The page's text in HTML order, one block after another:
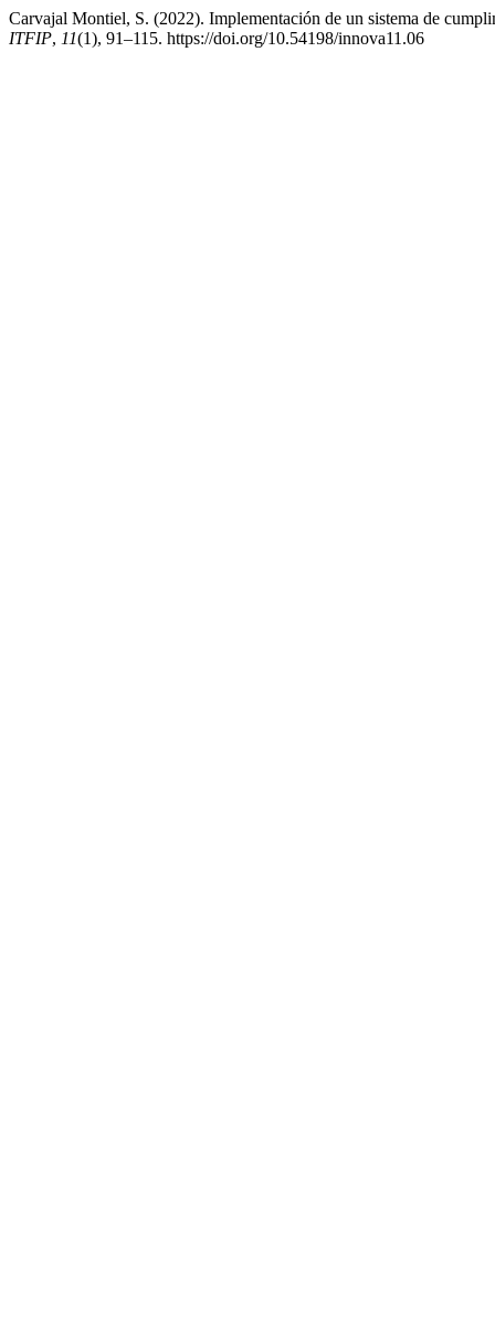
Carvajal Montiel, S. (2022). Implementación de un sistema de
ITFIP, 11(1), 91–115. https://doi.org/10.54198/innova11.06